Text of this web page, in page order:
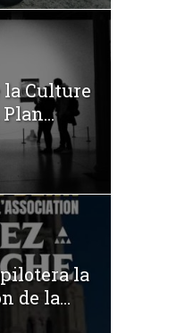
Culture
la
de la...